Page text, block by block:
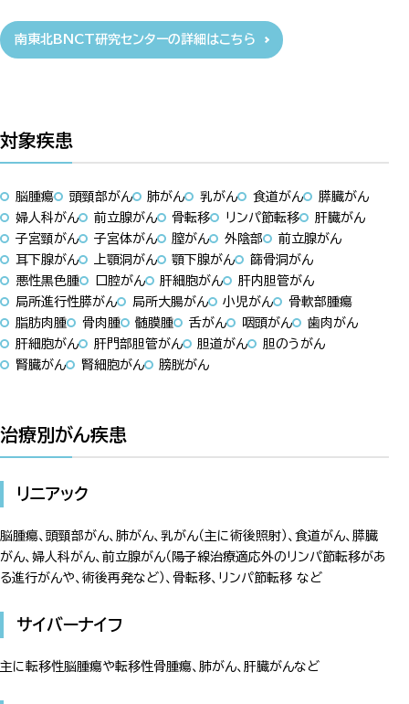
南東北BNCT研究センターの詳細はこちら
対象疾患
脳腫瘍 頭頸部がん 肺がん 乳がん 食道がん
膵臓がん
婦人科がん
前立腺がん 骨転移 リンパ節転移
肝臓がん
子宮頸がん
子宮体がん 膣がん 外陰部
前立腺がん
耳下腺がん
上顎洞がん 顎下腺がん
篩骨洞がん
悪性黒色腫
口腔がん 肝細胞がん
肝内胆管がん
局所進行性膵がん
局所大腸がん 小児がん
骨軟部腫瘍
脂肪肉腫
骨肉腫 髄膜腫 舌がん 咽頭がん
歯肉がん
肝細胞がん
肝門部胆管がん 胆道がん
胆のうがん
腎臓がん
腎細胞がん 膀胱がん
治療別がん疾患
リニアック
脳腫瘍、頭頸部がん、肺がん、乳がん（主に術後照射）、食道がん、膵臓
がん、婦人科がん、前立腺がん（陽子線治療適応外のリンパ節転移があ
る進行がんや、術後再発など）、骨転移、リンパ節転移 など
サイバーナイフ
主に転移性脳腫瘍や転移性骨腫瘍、肺がん、肝臓がんなど